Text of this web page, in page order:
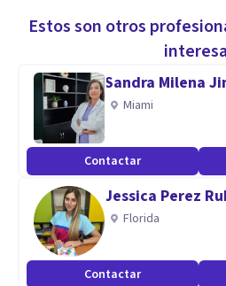
Estos son otros
Sandra Milena
Miami
Contactar
Jessica Perez
Florida
Contactar